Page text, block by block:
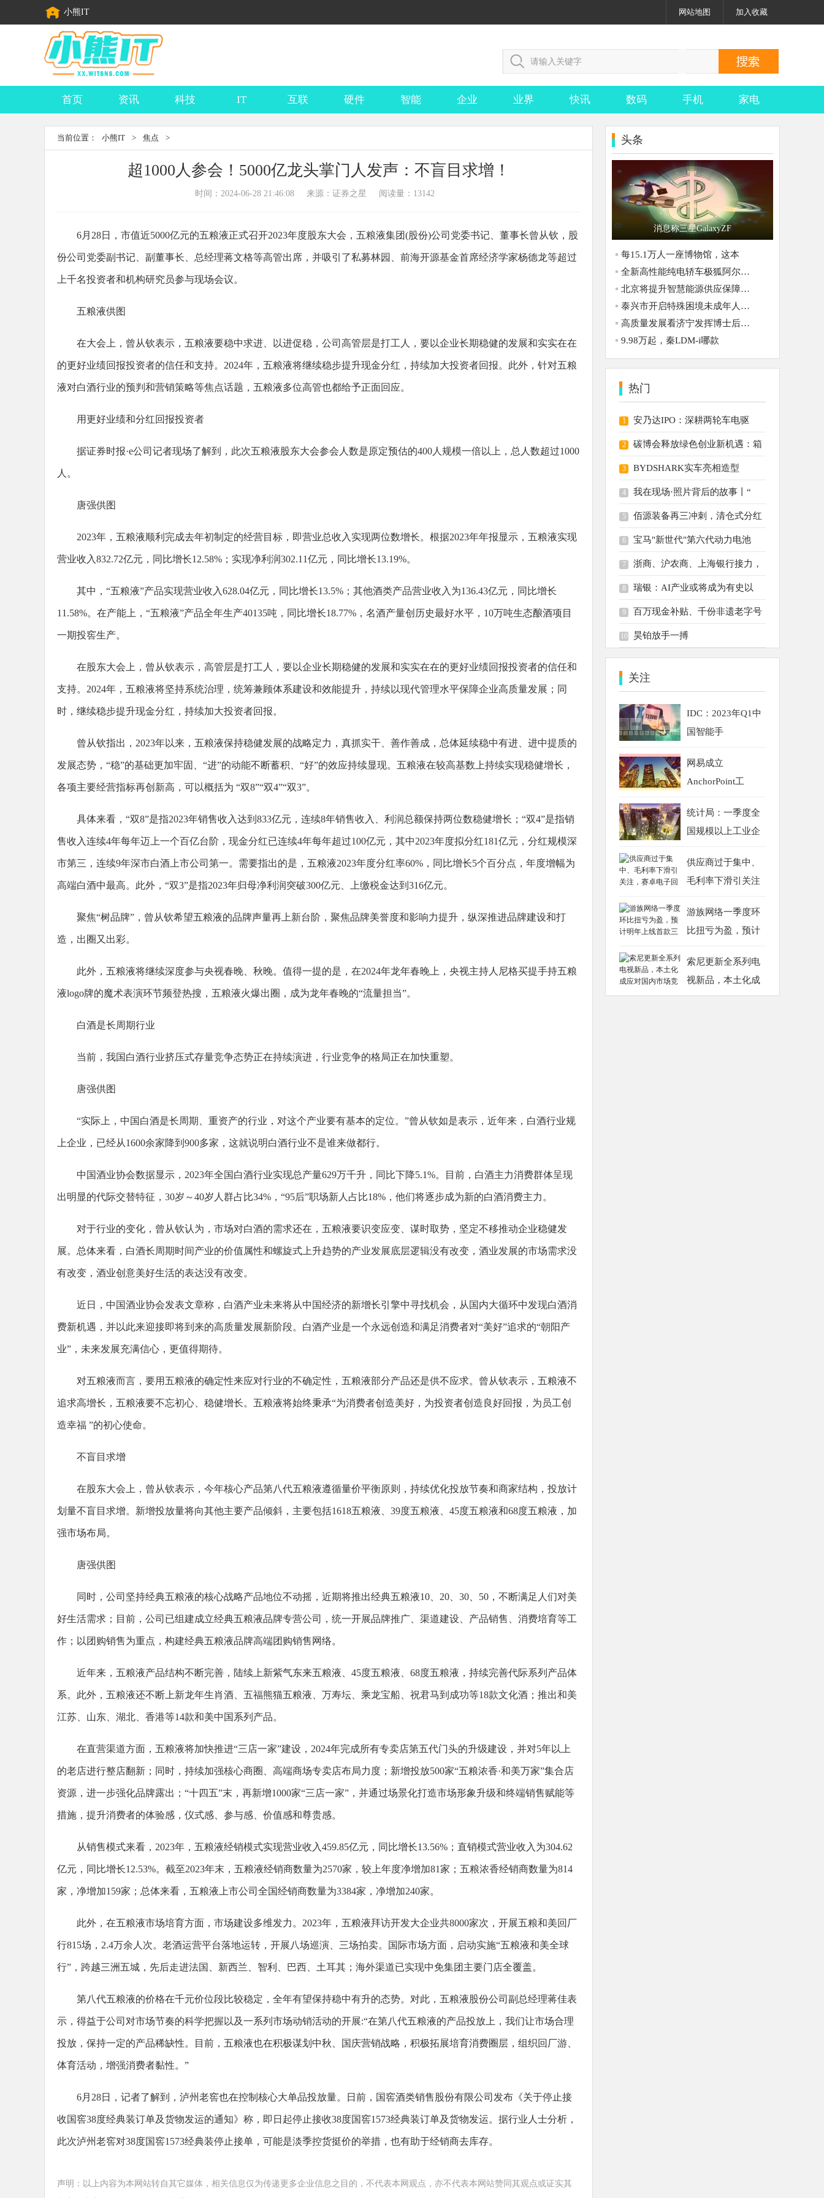
小熊IT 网站地图 加入收藏
首页 资讯 科技 IT 互联 硬件 智能 企业 业界 快讯 数码 手机 家电
当前位置： 小熊IT > 焦点 >
超1000人参会！5000亿龙头掌门人发声：不盲目求增！
时间：2024-06-28 21:46:08 来源：证券之星 阅读量：13142
6月28日，市值近5000亿元的五粮液正式召开2023年度股东大会，五粮液集团(股份)公司党委书记、董事长曾从钦，股
份公司党委副书记、副董事长、总经理蒋文格等高管出席，并吸引了私募林园、前海开源基金首席经济学家杨德龙等超过
上千名投资者和机构研究员参与现场会议。
五粮液供图
在大会上，曾从钦表示，五粮液要稳中求进、以进促稳，公司高管层是打工人，要以企业长期稳健的发展和实实在在
的更好业绩回报投资者的信任和支持。2024年，五粮液将继续稳步提升现金分红，持续加大投资者回报。此外，针对五粮
液对白酒行业的预判和营销策略等焦点话题，五粮液多位高管也都给予正面回应。
用更好业绩和分红回报投资者
据证券时报·e公司记者现场了解到，此次五粮液股东大会参会人数是原定预估的400人规模一倍以上，总人数超过1000
人。
唐强供图
2023年，五粮液顺利完成去年初制定的经营目标，即营业总收入实现两位数增长。根据2023年年报显示，五粮液实现
营业收入832.72亿元，同比增长12.58%；实现净利润302.11亿元，同比增长13.19%。
其中，“五粮液”产品实现营业收入628.04亿元，同比增长13.5%；其他酒类产品营业收入为136.43亿元，同比增长
11.58%。在产能上，“五粮液”产品全年生产40135吨，同比增长18.77%，名酒产量创历史最好水平，10万吨生态酿酒项目
一期投窖生产。
在股东大会上，曾从钦表示，高管层是打工人，要以企业长期稳健的发展和实实在在的更好业绩回报投资者的信任和
支持。2024年，五粮液将坚持系统治理，统筹兼顾体系建设和效能提升，持续以现代管理水平保障企业高质量发展；同
时，继续稳步提升现金分红，持续加大投资者回报。
曾从钦指出，2023年以来，五粮液保持稳健发展的战略定力，真抓实干、善作善成，总体延续稳中有进、进中提质的
发展态势，“稳”的基础更加牢固、“进”的动能不断蓄积、“好”的效应持续显现。五粮液在较高基数上持续实现稳健增长，
各项主要经营指标再创新高，可以概括为 “双8”“双4”“双3”。
具体来看，“双8”是指2023年销售收入达到833亿元，连续8年销售收入、利润总额保持两位数稳健增长；“双4”是指销
售收入连续4年每年迈上一个百亿台阶，现金分红已连续4年每年超过100亿元，其中2023年度拟分红181亿元，分红规模深
市第三，连续9年深市白酒上市公司第一。需要指出的是，五粮液2023年度分红率60%，同比增长5个百分点，年度增幅为
高端白酒中最高。此外，“双3”是指2023年归母净利润突破300亿元、上缴税金达到316亿元。
聚焦“树品牌”，曾从钦希望五粮液的品牌声量再上新台阶，聚焦品牌美誉度和影响力提升，纵深推进品牌建设和打
造，出圈又出彩。
此外，五粮液将继续深度参与央视春晚、秋晚。值得一提的是，在2024年龙年春晚上，央视主持人尼格买提手持五粮
液logo牌的魔术表演环节频登热搜，五粮液火爆出圈，成为龙年春晚的“流量担当”。
白酒是长周期行业
当前，我国白酒行业挤压式存量竞争态势正在持续演进，行业竞争的格局正在加快重塑。
唐强供图
“实际上，中国白酒是长周期、重资产的行业，对这个产业要有基本的定位。”曾从钦如是表示，近年来，白酒行业规
上企业，已经从1600余家降到900多家，这就说明白酒行业不是谁来做都行。
中国酒业协会数据显示，2023年全国白酒行业实现总产量629万千升，同比下降5.1%。目前，白酒主力消费群体呈现
出明显的代际交替特征，30岁～40岁人群占比34%，“95后”职场新人占比18%，他们将逐步成为新的白酒消费主力。
对于行业的变化，曾从钦认为，市场对白酒的需求还在，五粮液要识变应变、谋时取势，坚定不移推动企业稳健发
展。总体来看，白酒长周期时间产业的价值属性和螺旋式上升趋势的产业发展底层逻辑没有改变，酒业发展的市场需求没
有改变，酒业创意美好生活的表达没有改变。
近日，中国酒业协会发表文章称，白酒产业未来将从中国经济的新增长引擎中寻找机会，从国内大循环中发现白酒消
费新机遇，并以此来迎接即将到来的高质量发展新阶段。白酒产业是一个永远创造和满足消费者对“美好”追求的“朝阳产
业”，未来发展充满信心，更值得期待。
对五粮液而言，要用五粮液的确定性来应对行业的不确定性，五粮液部分产品还是供不应求。曾从钦表示，五粮液不
追求高增长，五粮液要不忘初心、稳健增长。五粮液将始终秉承“为消费者创造美好，为投资者创造良好回报，为员工创
造幸福 ”的初心使命。
不盲目求增
在股东大会上，曾从钦表示，今年核心产品第八代五粮液遵循量价平衡原则，持续优化投放节奏和商家结构，投放计
划量不盲目求增。新增投放量将向其他主要产品倾斜，主要包括1618五粮液、39度五粮液、45度五粮液和68度五粮液，加
强市场布局。
唐强供图
同时，公司坚持经典五粮液的核心战略产品地位不动摇，近期将推出经典五粮液10、20、30、50，不断满足人们对美
好生活需求；目前，公司已组建成立经典五粮液品牌专营公司，统一开展品牌推广、渠道建设、产品销售、消费培育等工
作；以团购销售为重点，构建经典五粮液品牌高端团购销售网络。
近年来，五粮液产品结构不断完善，陆续上新紫气东来五粮液、45度五粮液、68度五粮液，持续完善代际系列产品体
系。此外，五粮液还不断上新龙年生肖酒、五福熊猫五粮液、万寿坛、乘龙宝船、祝君马到成功等18款文化酒；推出和美
江苏、山东、湖北、香港等14款和美中国系列产品。
在直营渠道方面，五粮液将加快推进“三店一家”建设，2024年完成所有专卖店第五代门头的升级建设，并对5年以上
的老店进行整店翻新；同时，持续加强核心商圈、高端商场专卖店布局力度；新增投放500家“五粮浓香·和美万家”集合店
资源，进一步强化品牌露出；“十四五”末，再新增1000家“三店一家”，并通过场景化打造市场形象升级和终端销售赋能等
措施，提升消费者的体验感，仪式感、参与感、价值感和尊贵感。
从销售模式来看，2023年，五粮液经销模式实现营业收入459.85亿元，同比增长13.56%；直销模式营业收入为304.62
亿元，同比增长12.53%。截至2023年末，五粮液经销商数量为2570家，较上年度净增加81家；五粮浓香经销商数量为814
家，净增加159家；总体来看，五粮液上市公司全国经销商数量为3384家，净增加240家。
此外，在五粮液市场培育方面，市场建设多维发力。2023年，五粮液拜访开发大企业共8000家次，开展五粮和美回厂
行815场，2.4万余人次。老酒运营平台落地运转，开展八场巡演、三场拍卖。国际市场方面，启动实施“五粮液和美全球
行”，跨越三洲五城，先后走进法国、新西兰、智利、巴西、土耳其；海外渠道已实现中免集团主要门店全覆盖。
第八代五粮液的价格在千元价位段比较稳定，全年有望保持稳中有升的态势。对此，五粮液股份公司副总经理蒋佳表
示，得益于公司对市场节奏的科学把握以及一系列市场动销活动的开展:“在第八代五粮液的产品投放上，我们让市场合理
投放，保持一定的产品稀缺性。目前，五粮液也在积极谋划中秋、国庆营销战略，积极拓展培育消费圈层，组织回厂游、
体育活动，增强消费者黏性。”
6月28日，记者了解到，泸州老窖也在控制核心大单品投放量。日前，国窖酒类销售股份有限公司发布《关于停止接
收国窖38度经典装订单及货物发运的通知》称，即日起停止接收38度国窖1573经典装订单及货物发运。据行业人士分析，
此次泸州老窖对38度国窖1573经典装停止接单，可能是淡季控货挺价的举措，也有助于经销商去库存。
声明：以上内容为本网站转自其它媒体，相关信息仅为传递更多企业信息之目的，不代表本网观点，亦不代表本网站赞同其观点或证实其
头条
消息称三星GalaxyZF
每15.1万人一座博物馆，这本
全新高性能纯电轿车极狐阿尔法S
北京将提升智慧能源供应保障能力
泰兴市开启特殊困境未成年人关爱
高质量发展看济宁发挥博士后工作
9.98万起，秦LDM-i哪款
热门
1 安乃达IPO：深耕两轮车电驱
2 碳博会释放绿色创业新机遇：箱
3 BYDSHARK实车亮相造型
4 我在现场·照片背后的故事丨“
5 佰源装备再三冲刺，清仓式分红
6 宝马"新世代"第六代动力电池
7 浙商、沪农商、上海银行接力，
8 瑞银：AI产业或将成为有史以
9 百万现金补贴、千份非遗老字号
10 昊铂放手一搏
关注
IDC：2023年Q1中
国智能手
网易成立
AnchorPoint工
统计局：一季度全
国规模以上工业企
供应商过于集中、
毛利率下滑引关注
游族网络一季度环
比扭亏为盈，预计
索尼更新全系列电
视新品，本土化成